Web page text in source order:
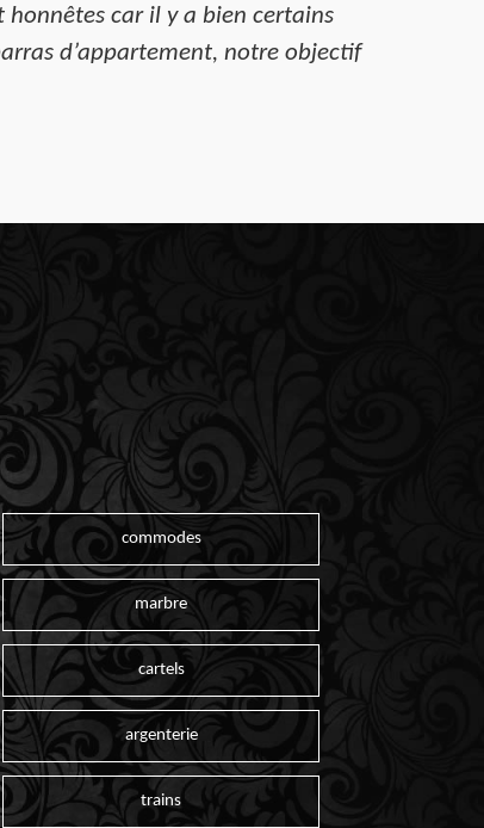
car il y a bien certains
d’appartement, notre objectif
commodes
marbre
cartels
argenterie
trains